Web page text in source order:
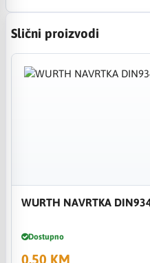
Slični proizvodi
WURTH NAVRTKA
Dostupno
0,50 KM